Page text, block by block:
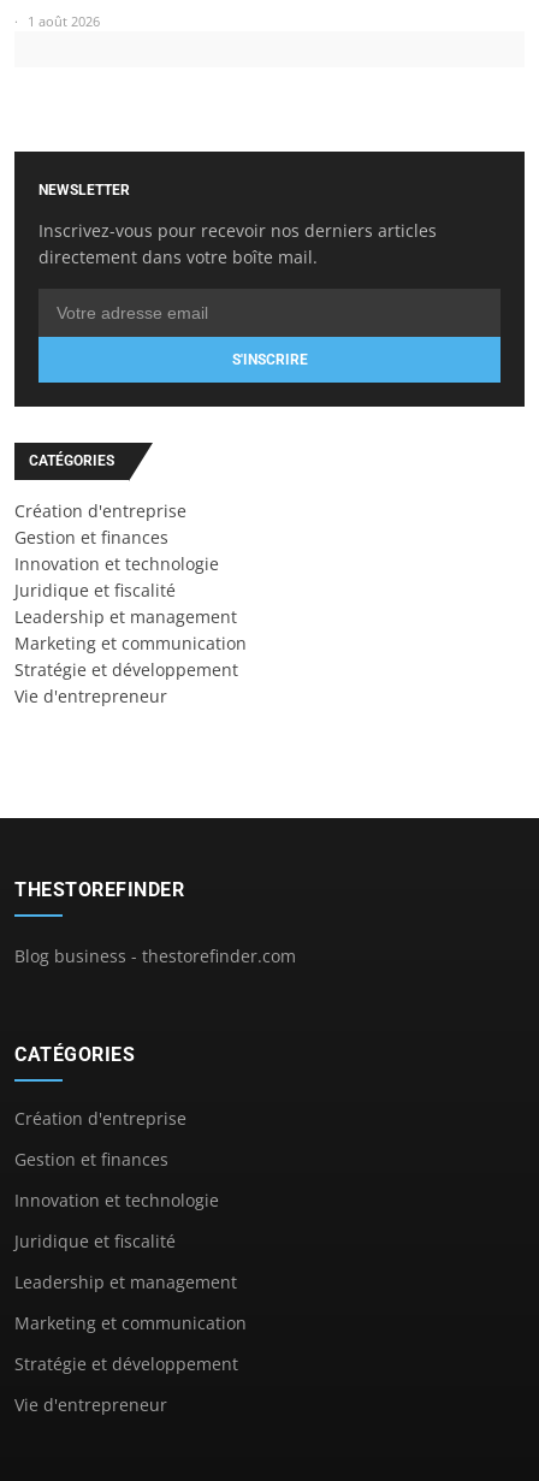
1 août 2026
NEWSLETTER
Inscrivez-vous pour recevoir nos derniers articles
directement dans votre boîte mail.
S'INSCRIRE
CATÉGORIES
Création d'entreprise
Gestion et finances
Innovation et technologie
Juridique et fiscalité
Leadership et management
Marketing et communication
Stratégie et développement
Vie d'entrepreneur
THESTOREFINDER
Blog business - thestorefinder.com
CATÉGORIES
Création d'entreprise
Gestion et finances
Innovation et technologie
Juridique et fiscalité
Leadership et management
Marketing et communication
Stratégie et développement
Vie d'entrepreneur